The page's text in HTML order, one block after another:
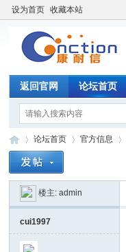
设为首页 收藏本站
返回官网 论坛首页
»
论坛首页
›
官方信息
楼主:admin
cui1997